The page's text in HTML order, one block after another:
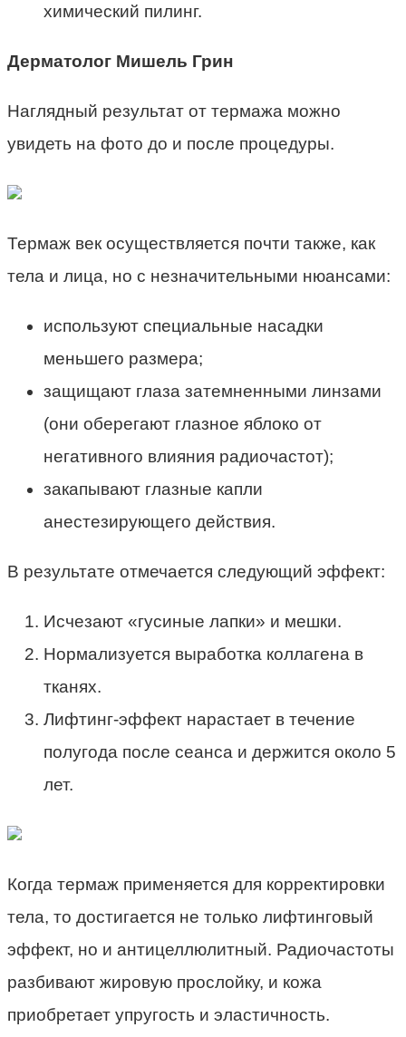
химический пилинг.
Дерматолог Мишель Грин
Наглядный результат от термажа можно
увидеть на фото до и после процедуры.
Термаж век осуществляется почти также, как
тела и лица, но с незначительными нюансами:
используют специальные насадки
меньшего размера;
защищают глаза затемненными линзами
(они оберегают глазное яблоко от
негативного влияния радиочастот);
закапывают глазные капли
анестезирующего действия.
В результате отмечается следующий эффект:
Исчезают «гусиные лапки» и мешки.
Нормализуется выработка коллагена в
тканях.
Лифтинг-эффект нарастает в течение
полугода после сеанса и держится около 5
лет.
Когда термаж применяется для корректировки
тела, то достигается не только лифтинговый
эффект, но и антицеллюлитный. Радиочастоты
разбивают жировую прослойку, и кожа
приобретает упругость и эластичность.